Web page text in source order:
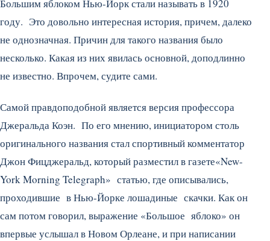
Большим яблоком Нью-Йорк стали называть в 1920
году. Это довольно интересная история, причем, далеко
не однозначная. Причин для такого названия было
несколько. Какая из них явилась основной, доподлинно
не известно. Впрочем, судите сами.
Самой правдоподобной является версия профессора
Джеральда Коэн. По его мнению, инициатором столь
оригинального названия стал спортивный комментатор
Джон Фицджеральд, который разместил в газете«New-
York Morning Telegraph» статью, где описывались,
проходившие в Нью-Йорке лошадиные скачки. Как он
сам потом говорил, выражение «Большое яблоко» он
впервые услышал в Новом Орлеане, и при написании